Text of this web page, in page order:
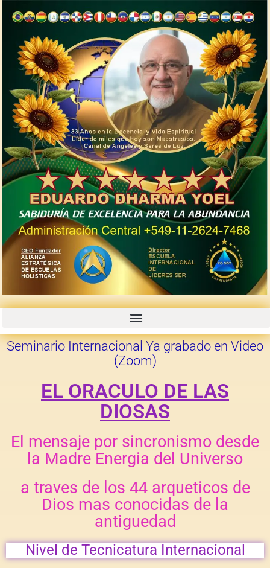
Seminario Internacional Ya grabado en Video
(Zoom)
EL ORACULO DE LAS
DIOSAS
El mensaje por sincronismo desde
la Madre Energia del Universo
a traves de los 44 arqueticos de
Dios mas conocidas de la
antiguedad
Nivel de Tecnicatura Internacional